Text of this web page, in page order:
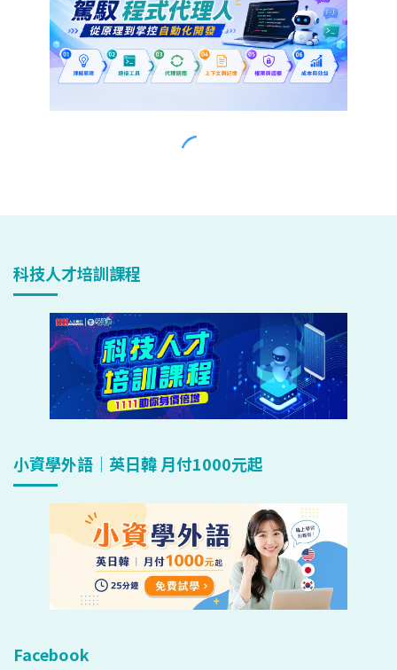
科技人才培訓課程
小資學外語｜英日韓 月付1000元起
Facebook